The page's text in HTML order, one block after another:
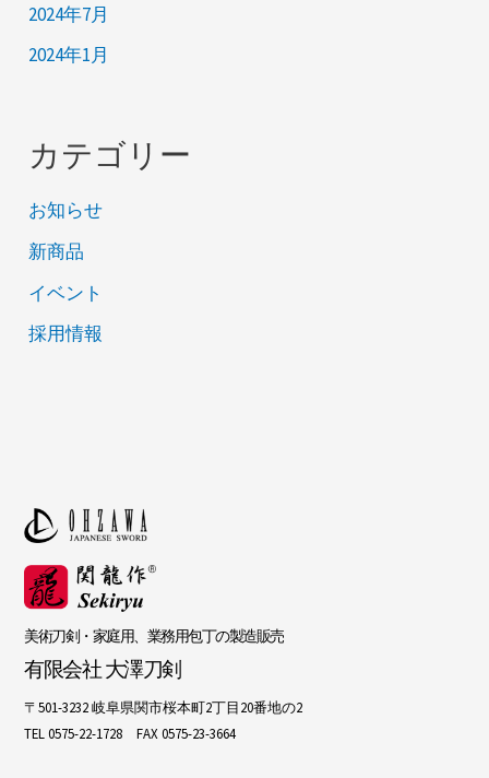
2024年7月
2024年1月
カテゴリー
お知らせ
新商品
イベント
採用情報
美術刀剣・家庭用、業務用包丁の製造販売
有限会社 大澤刀剣
〒501-3232 岐阜県関市桜本町2丁目20番地の2
TEL 0575-22-1728 FAX 0575-23-3664